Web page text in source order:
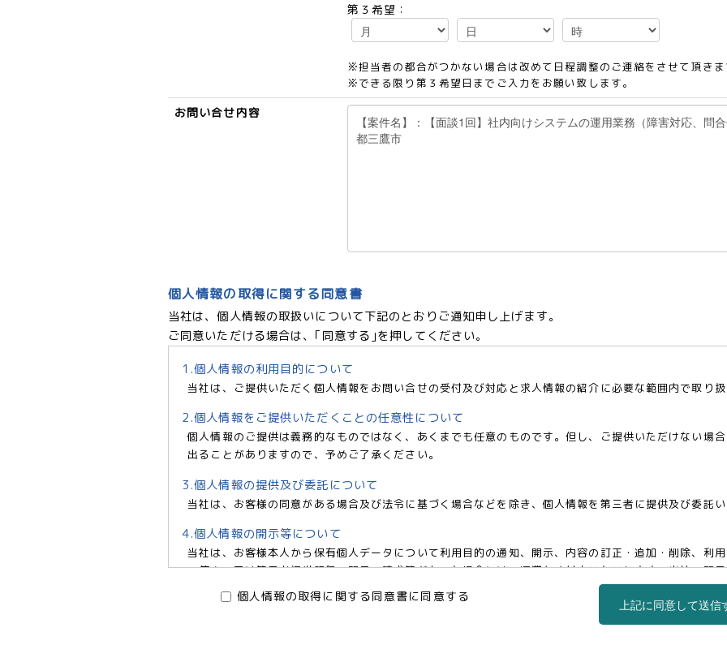
第３希望：
※担当者の都合がつかない場合は改めて日程調整のご連絡をさせて頂き
※できる限り第３希望日までご入力をお願い致します。
お問い合せ内容
個人情報の取得に関する同意書
当社は、個人情報の取扱いについて下記のとおりご通知申し上げます。
ご同意いただける場合は、｢同意する｣を押してください。
1.個人情報の利用目的について
当社は、ご提供いただく個人情報をお問い合せの受付及び対応と求人情報の紹介に必要な範囲内で取り
2.個人情報をご提供いただくことの任意性について
個人情報のご提供は義務的なものではなく、あくまでも任意のものです。但し、ご提供いただけない場
出ることがありますので、予めご了承ください。
3.個人情報の提供及び委託について
当社は、お客様の同意がある場合及び法令に基づく場合などを除き、個人情報を第三者に提供及び委託
4.個人情報の開示等について
当社は、お客様本人から保有個人データについて利用目的の通知、開示、内容の訂正・追加・削除、利
の停止、又は第三者提供記録の開示の請求等があった場合には、遅滞なく対応いたいします。当社の
6966 e-mail:pv@mimaze.co.jp)までお申し出ください。
個人情報の取得に関する同意書に同意する 上記に同意して送信